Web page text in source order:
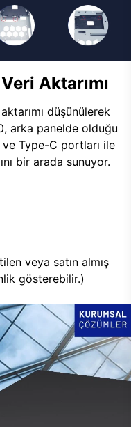
Aktarımı
düşünülerek
arka panelde olduğu
Type-C portları ile
bir arada sunuyor.
veya satın almış
gösterebilir.)